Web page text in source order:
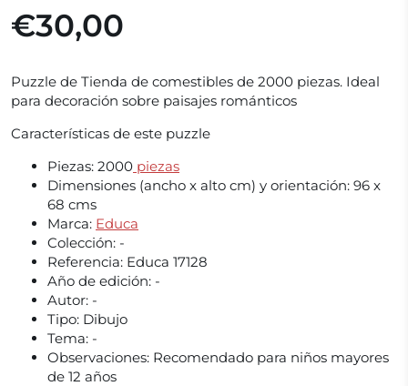
€30,00
Puzzle de Tienda de comestibles de 2000 piezas. Ideal
para decoración sobre paisajes románticos
Características de este puzzle
Piezas: 2000 piezas
Dimensiones (ancho x alto cm) y orientación: 96 x
68 cms
Marca: Educa
Colección: -
Referencia: Educa 17128
Año de edición: -
Autor: -
Tipo: Dibujo
Tema: -
Observaciones: Recomendado para niños mayores
de 12 años